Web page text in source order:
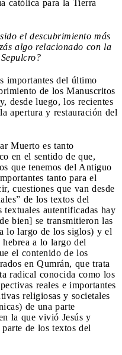
católica para la Tierra
el descubrimiento más
algo relacionado con la
importantes del último
de los Manuscritos
desde luego, los recientes
apertura y restauración del
Muerto es tanto
en el sentido de que,
que tenemos del Antiguo
tanto para el
cuestiones que van desde
de los textos del
textuales autentificadas hay
bien] se transmitieron las
lo largo de los siglos) y el
a lo largo del
el contenido de los
en Qumrán, que trata
radical conocida como los
reales e importantes
religiosas y societales
de una parte
la que vivió Jesús y
de los textos del